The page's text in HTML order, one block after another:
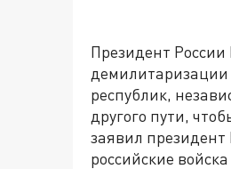
Президент
республик,
другого пути,
заявил
российские